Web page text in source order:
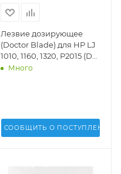
Лезвие дозирующее
(Doctor Blade) для HP LJ
1010, 1160, 1320, P2015 (DV
Inc.) (sticker) - DV-DB-
Много
СООБЩИТЬ О ПОСТУПЛЕНИИ